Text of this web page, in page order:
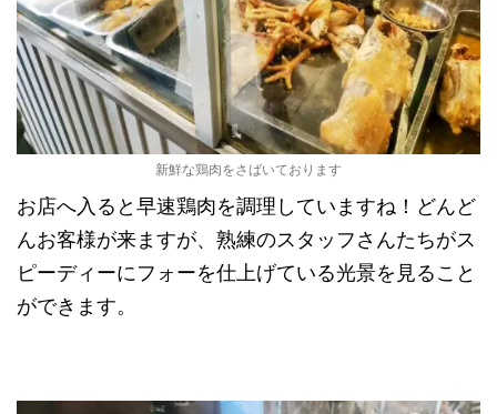
新鮮な鶏肉をさばいております
お店へ入ると早速鶏肉を調理していますね！どんど
んお客様が来ますが、熟練のスタッフさんたちがス
ピーディーにフォーを仕上げている光景を見ること
ができます。